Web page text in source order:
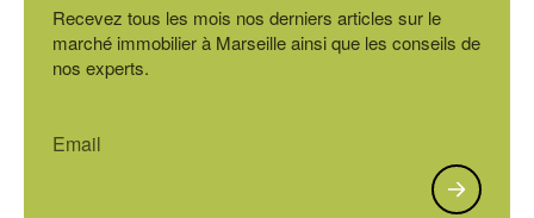
Recevez tous les mois nos derniers articles sur le
marché immobilier à Marseille ainsi que les conseils de
nos experts.